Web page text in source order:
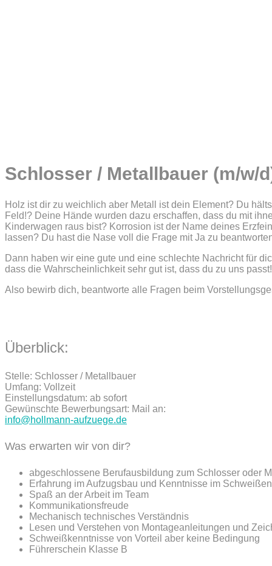
Schlosser / Metallbauer (m/w/
Holz ist dir zu weichlich aber Metall ist dein Element? Du
Feld!? Deine Hände wurden dazu erschaffen, dass du mit
Kinderwagen raus bist? Korrosion ist der Name deines
lassen? Du hast die Nase voll die Frage mit Ja zu
Dann haben wir eine gute und eine schlechte Nachricht für
dass die Wahrscheinlichkeit sehr gut ist, dass du zu uns passt!
Also bewirb dich, beantworte alle Fragen beim
Überblick:
Stelle: Schlosser / Metallbauer
Umfang: Vollzeit
Einstellungsdatum: ab sofort
Gewünschte Bewerbungsart: Mail an:
info@hollmann-aufzuege.de
Was erwarten wir von dir?
abgeschlossene Berufausbildung zum Schlosser oder
Erfahrung im Aufzugsbau und Kenntnisse im
Spaß an der Arbeit im Team
Kommunikationsfreude
Mechanisch technisches Verständnis
Lesen und Verstehen von Montageanleitungen und
Schweißkenntnisse von Vorteil aber keine Bedingung
Führerschein Klasse B